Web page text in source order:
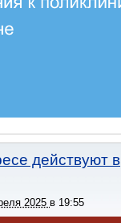
действуют в
2025 в 19:55